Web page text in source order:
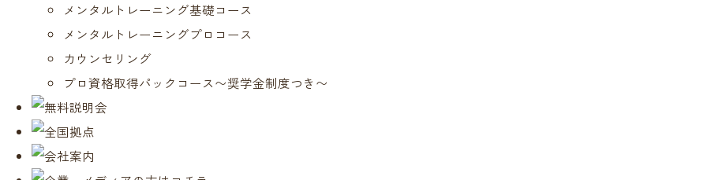
メンタルトレーニング基礎コース
メンタルトレーニングプロコース
カウンセリング
プロ資格取得パックコース〜奨学金制度つき〜